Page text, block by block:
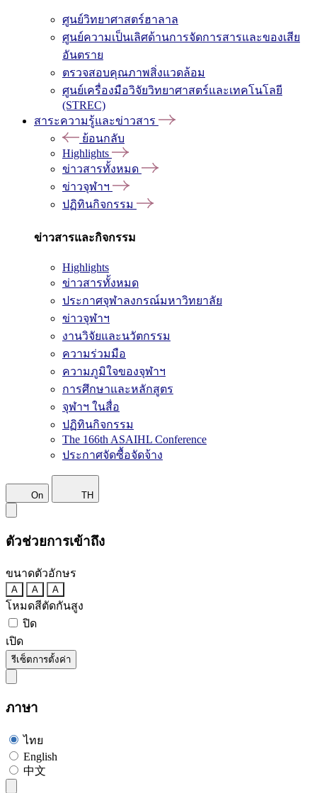
ศูนย์วิทยาศาสตร์ฮาลาล
ศูนย์ความเป็นเลิศด้านการจัดการสารและของเสีย
อันตราย
ตรวจสอบคุณภาพสิ่งแวดล้อม
ศูนย์เครื่องมือวิจัยวิทยาศาสตร์และเทคโนโลยี
(STREC)
สาระความรู้และข่าวสาร
ย้อนกลับ
Highlights
ข่าวสารทั้งหมด
ข่าวจุฬาฯ
ปฏิทินกิจกรรม
ข่าวสารและกิจกรรม
Highlights
ข่าวสารทั้งหมด
ประกาศจุฬาลงกรณ์มหาวิทยาลัย
ข่าวจุฬาฯ
งานวิจัยและนวัตกรรม
ความร่วมมือ
ความภูมิใจของจุฬาฯ
การศึกษาและหลักสูตร
จุฬาฯ ในสื่อ
ปฏิทินกิจกรรม
The 166th ASAIHL Conference
ประกาศจัดซื้อจัดจ้าง
On TH
ตัวช่วยการเข้าถึง
ขนาดตัวอักษร
A A A
โหมดสีตัดกันสูง
ปิด
เปิด
รีเซ็ตการตั้งค่า
ภาษา
ไทย
English
中文